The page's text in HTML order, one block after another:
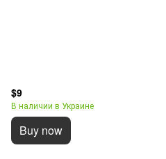
$9
В наличии в Украине
Buy now